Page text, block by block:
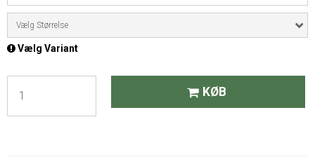
Vælg Størrelse
Vælg Variant
KØB